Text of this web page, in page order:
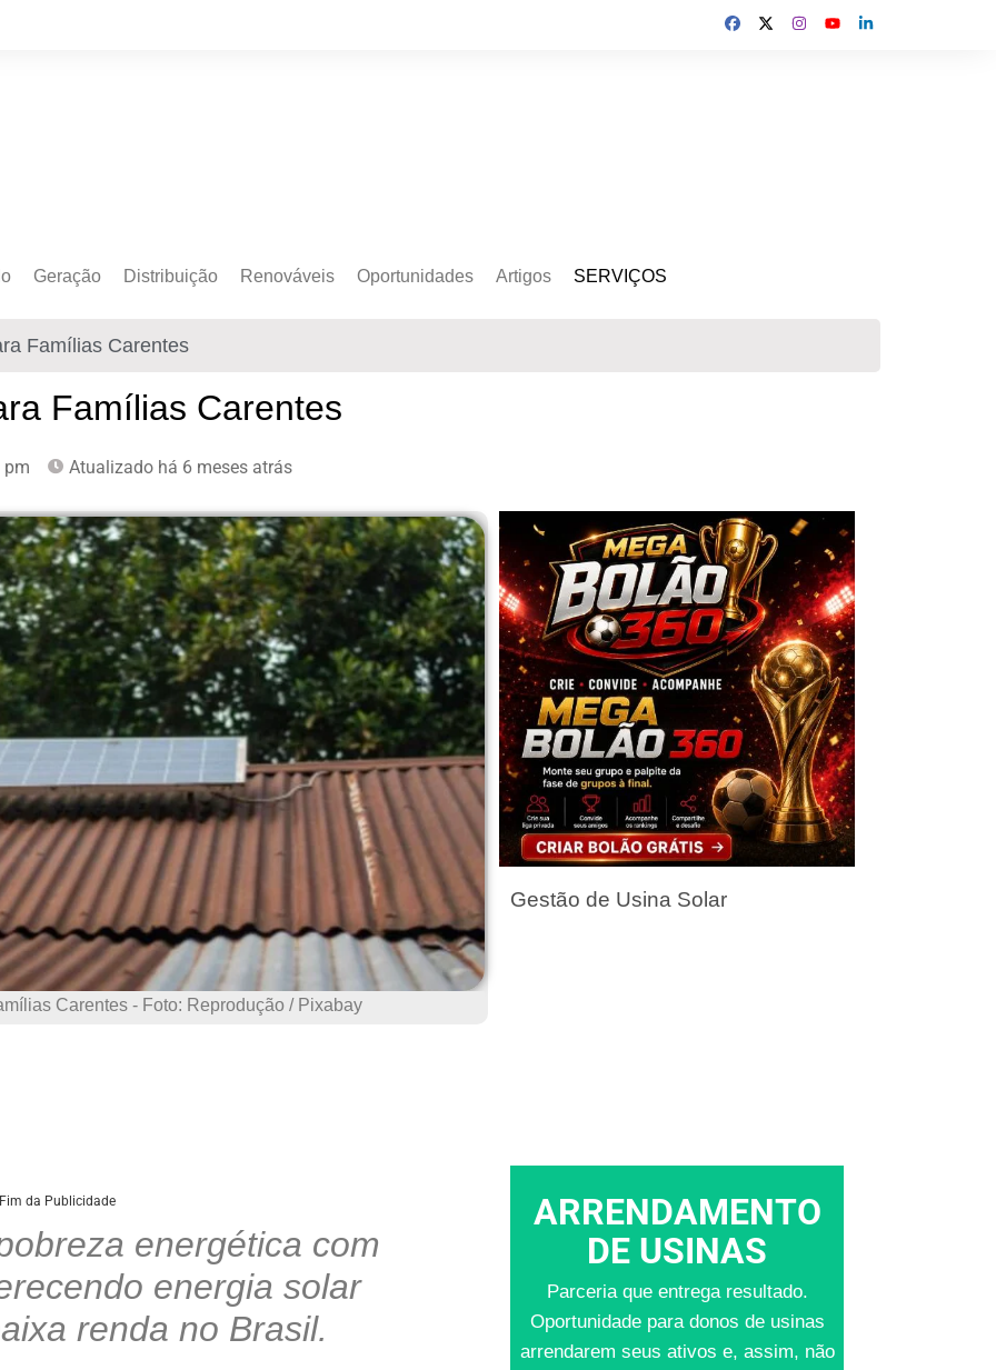
Livre
Geração
Autoprodução
Eólica
Distribuição Renováveis
Hidrogênio Verde
Transição Energética
Oportunidades Artigos SERVIÇOS
Famílias Carentes
Famílias Carentes
pm Atualizado há 6 meses atrás
Carentes - Foto: Reprodução / Pixabay
Fim da Publicidade
energética com
energia solar
renda no Brasil.
Gestão de Usina Solar
ARRENDAMENTO
DE USINAS
Parceria que entrega resultado.
Oportunidade para donos de usinas
arrendarem seus ativos e, assim, não